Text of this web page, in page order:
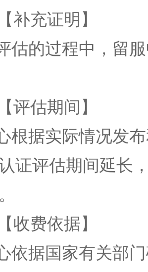
补充证明】
估的过程中，留
评估期间】
根据实际情况发
证评估期间延长
收费依据】
依据国家有关部